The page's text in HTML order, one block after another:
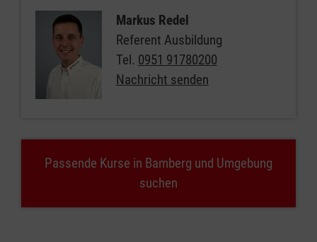
Markus Redel
Referent Ausbildung
Tel. 0951 91780200
Nachricht senden
Passende Kurse in Bamberg und Umgebung
suchen